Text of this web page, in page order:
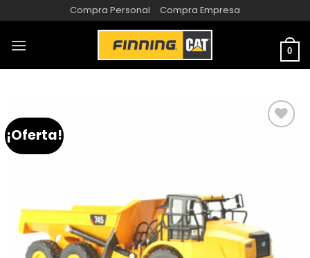
Compra Personal Compra Empresa
0
¡Oferta!
DESEOS